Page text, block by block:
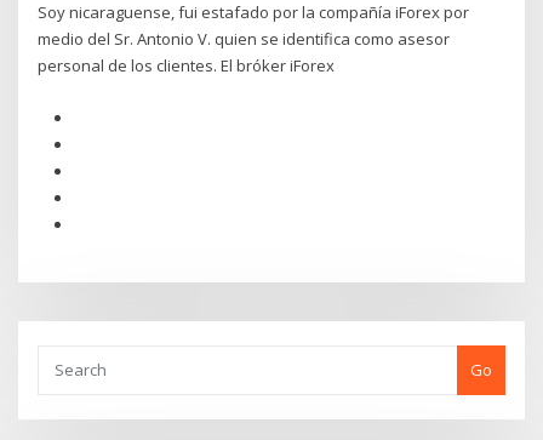
Soy nicaraguense, fui estafado por la compañía iForex por
medio del Sr. Antonio V. quien se identifica como asesor
personal de los clientes. El bróker iForex
Go